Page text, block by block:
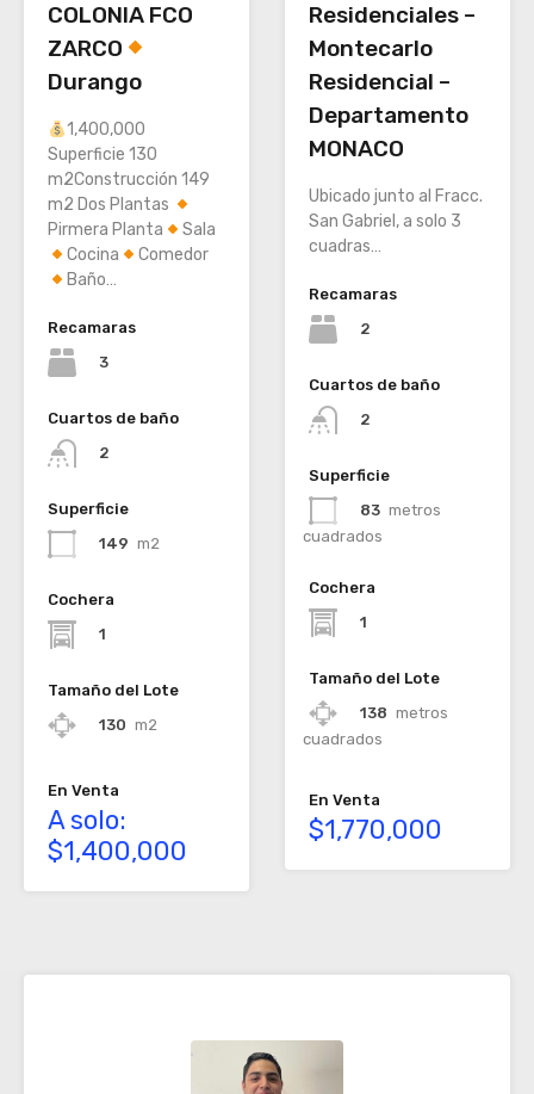
COLONIA FCO
ZARCO
Durango
1,400,000
Superficie 130
m2Construcción 149
m2 Dos Plantas
Pirmera Planta
Sala
Cocina
Comedor
Baño…
Recamaras
3
Cuartos de baño
2
Superficie
149 m2
Cochera
1
Tamaño del Lote
130 m2
En Venta
A solo:
$1,400,000
Residenciales –
Montecarlo
Residencial –
Departamento
MONACO
Ubicado junto al Fracc.
San Gabriel, a solo 3
cuadras…
Recamaras
2
Cuartos de baño
2
Superficie
83 metros
cuadrados
Cochera
1
Tamaño del Lote
138 metros
cuadrados
En Venta
$1,770,000